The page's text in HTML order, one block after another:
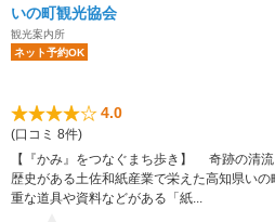
いの町観光協会
観光案内所
ネット予約OK
4.0
(口コミ 8件)
【『かみ』をつなぐまち歩き】 奇跡の清
歴史がある土佐和紙産業で栄えた高知県い
重な道具や資料などがある「紙...